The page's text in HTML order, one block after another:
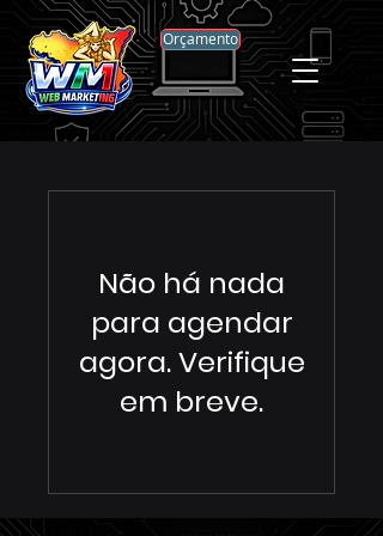
Orçamento
Não há nada
para agendar
agora. Verifique
em breve.